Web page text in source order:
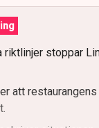
riktlinjer stoppar
att